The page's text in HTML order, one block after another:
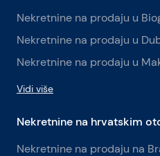
Nekretnine na prodaju u
Nekretnine na prodaju u
Nekretnine na prodaju u
Vidi više
Nekretnine na hrvatskim
Nekretnine na prodaju na